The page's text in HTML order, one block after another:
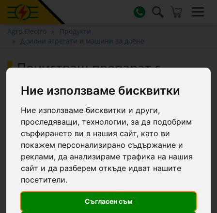
Ние използваме бисквитки
Ние използваме бисквитки и други,
проследяващи, технологии, за да подобрим
сърфирането ви в нашия сайт, като ви
покажем персонализирано съдържание и
реклами, да анализираме трафика на нашия
сайт и да разберем откъде идват нашите
посетители.
Съгласен съм
Agro Electro
Продукти
Доилни агрегати и машини за доене
Почистващ препарат с
на доилни агрегати, MCLEAN-
A, 24 кг :: 24 кг